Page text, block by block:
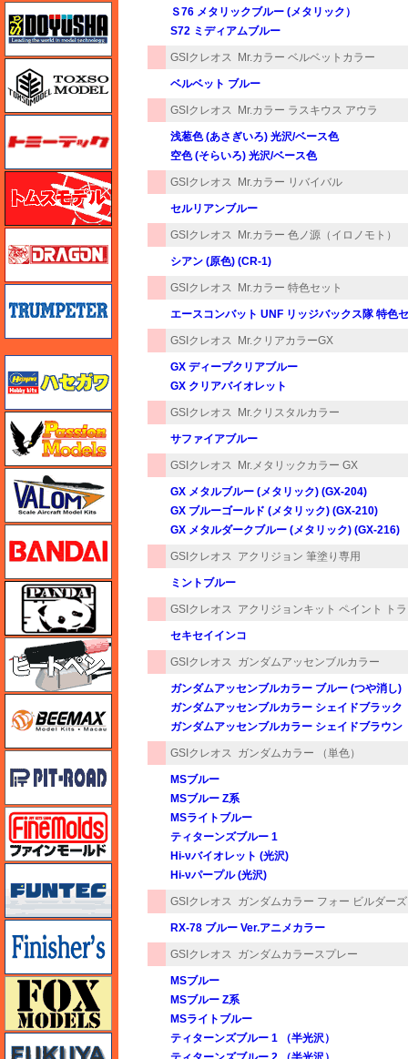
Ｓ76 メタリックブルー (メタリック）
S72 ミディアムブルー
GSIクレオス Mr.カラー ベルベットカラー
ベルベット ブルー
GSIクレオス Mr.カラー ラスキウス アウラ
浅葱色 (あさぎいろ) 光沢/ベース色
空色 (そらいろ) 光沢/ベース色
GSIクレオス Mr.カラー リバイバル
セルリアンブルー
GSIクレオス Mr.カラー 色ノ源（イロノモト）
シアン (原色) (CR-1)
GSIクレオス Mr.カラー 特色セット
エースコンバット UNF リッジバックス隊 特色
GSIクレオス Mr.クリアカラーGX
GX ディープクリアブルー
GX クリアバイオレット
GSIクレオス Mr.クリスタルカラー
サファイアブルー
GSIクレオス Mr.メタリックカラー GX
GX メタルブルー (メタリック) (GX-204)
GX ブルーゴールド (メタリック) (GX-210)
GX メタルダークブルー (メタリック) (GX-216)
GSIクレオス アクリジョン 筆塗り専用
ミントブルー
GSIクレオス アクリジョンキット ペイント ト
セキセイインコ
GSIクレオス ガンダムアッセンブルカラー
ガンダムアッセンブルカラー ブルー (つや消し)
ガンダムアッセンブルカラー シェイドブラック
ガンダムアッセンブルカラー シェイドブラウン
GSIクレオス ガンダムカラー （単色）
MSブルー
MSブルー Z系
MSライトブルー
ティターンズブルー 1
Hi-νバイオレット (光沢)
Hi-νパープル (光沢)
GSIクレオス ガンダムカラー フォー ビルダーズ
RX-78 ブルー Ver.アニメカラー
GSIクレオス ガンダムカラースプレー
MSブルー
MSブルー Z系
MSライトブルー
ティターンズブルー 1 （半光沢）
トキソモデル（toxso_model）
トミーテック
トムスモデル
トランペッター
バロムモデル
パンダホビー
ヒートペン（十和田技研・ブレインファクトリー）
ピットロード
ファインモールド
funtec（ファンテック）
フィニッシャーズ
フォックスモデル（FOX MODELS）